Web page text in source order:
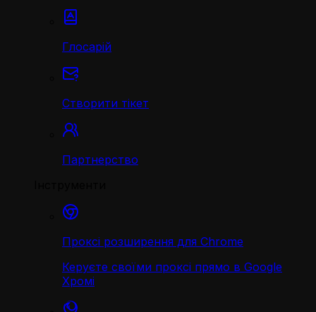
Глосарій
Створити тікет
Партнерство
Проксі розширення для Chrome
Керуєте своїми проксі прямо в Google
Хромі